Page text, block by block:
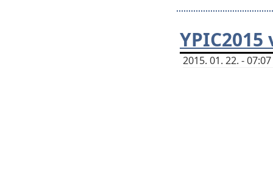
YPIC2015
2015. 01. 22. -